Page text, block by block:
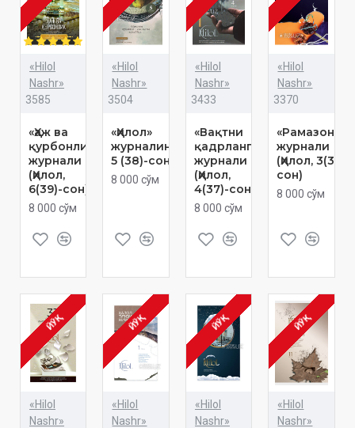
«Hilol
Nashr»
3585
«Ҳаж ва
қурбонлик»
журнали
(Ҳилол,
6(39)-сон)
8 000 сўм
«Hilol
Nashr»
3504
«Ҳилол»
журналининг
5 (38)-сони
8 000 сўм
«Hilol
Nashr»
3433
«Вақтни
қадрланг!»
журнали
(Ҳилол,
4(37)-сон)
8 000 сўм
«Hilol
Nashr»
3370
журнали
(Ҳилол, 3(36)-
сон)
8 000 сўм
ЙЎҚ
«Hilol
Nashr»
ЙЎҚ
«Hilol
Nashr»
ЙЎҚ
«Hilol
Nashr»
ЙЎҚ
«Hilol
Nashr»